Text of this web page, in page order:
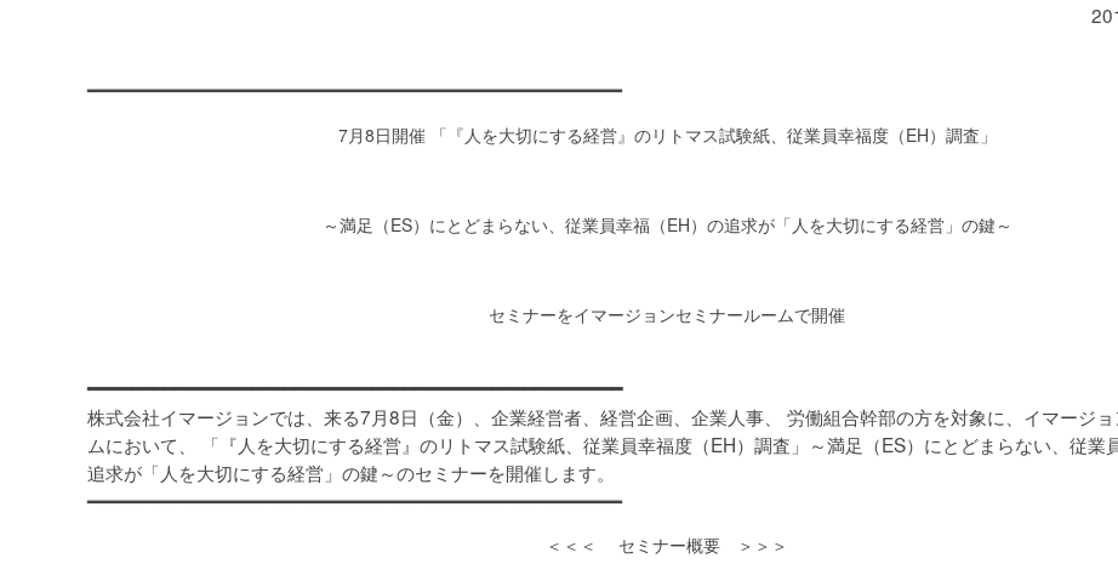
━━━━━━━━━━━━━━━━━━━━━━━━━━━━━━━━━━━━━━━━━━━━━━━━━
7月8日開催 「『人を大切にする経営』のリトマス試験紙、従業員幸福度（EH）調査」
～満足（ES）にとどまらない、従業員幸福（EH）の追求が「人を大切にする経営」の鍵～
セミナーをイマージョンセミナールームで開催
━━━━━━━━━━━━━━━━━━━━━━━━━━━━━━━━━━━━━━━━━━━━━━━━━
株式会社イマージョンでは、来る7月8日（金）、企業経営者、経営企画、企業人事、 労働組合幹部の方を対象に、イマージ
ムにおいて、 「『人を大切にする経営』のリトマス試験紙、従業員幸福度（EH）調査」～満足（ES）にとどまらない、従業
追求が「人を大切にする経営」の鍵～のセミナーを開催します。
━━━━━━━━━━━━━━━━━━━━━━━━━━━━━━━━━━━━━━━━━━━━━━━━━
＜＜＜ セミナー概要 ＞＞＞